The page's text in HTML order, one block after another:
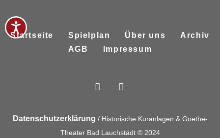
Startseite Spielplan Über uns
Archiv
AGB
Impressum
Datenschutzerklärung / Historische Kuranlagen & Goethe-
Theater Bad Lauchstädt © 2024